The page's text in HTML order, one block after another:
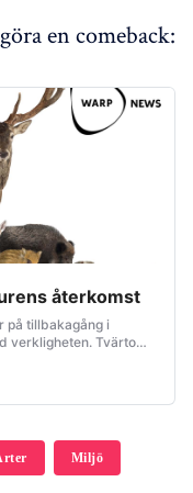
en comeback:
återkomst
på tillbakagång i
verkligheten. Tvärtom
Det är goda nyheter
Miljö